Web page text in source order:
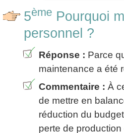
5ème Pourquoi
personnel ?
Réponse : Parce
maintenance a été
Commentaire : À
de mettre en
réduction du
perte de